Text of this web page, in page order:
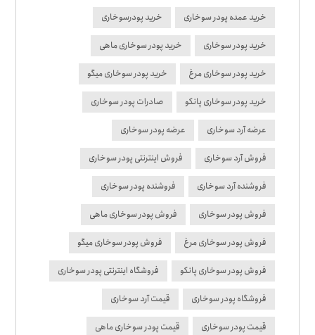
خرید عمده پودر سوخاری خرید پودرسوخاری
خرید پودر سوخاری خرید پودر سوخاری ماهی
خرید پودر سوخاری مرغ خرید پودر سوخاری میگو
خرید پودر سوخاری پانکو صادرات پودر سوخاری
عرضه آرد سوخاری عرضه پودر سوخاری
فروش آرد سوخاری فروش اینترنتی پودر سوخاری
فروشنده آرد سوخاری فروشنده پودر سوخاری
فروش پودر سوخاری فروش پودر سوخاری ماهی
فروش پودر سوخاری مرغ فروش پودر سوخاری میگو
فروش پودر سوخاری پانکو فروشگاه اینترنتی پودر سوخاری
فروشگاه پودر سوخاری قیمت آرد سوخاری
قیمت پودر سوخاری قیمت پودر سوخاری ماهی